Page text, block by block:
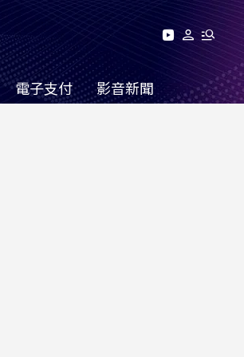
電子支付 影音新聞